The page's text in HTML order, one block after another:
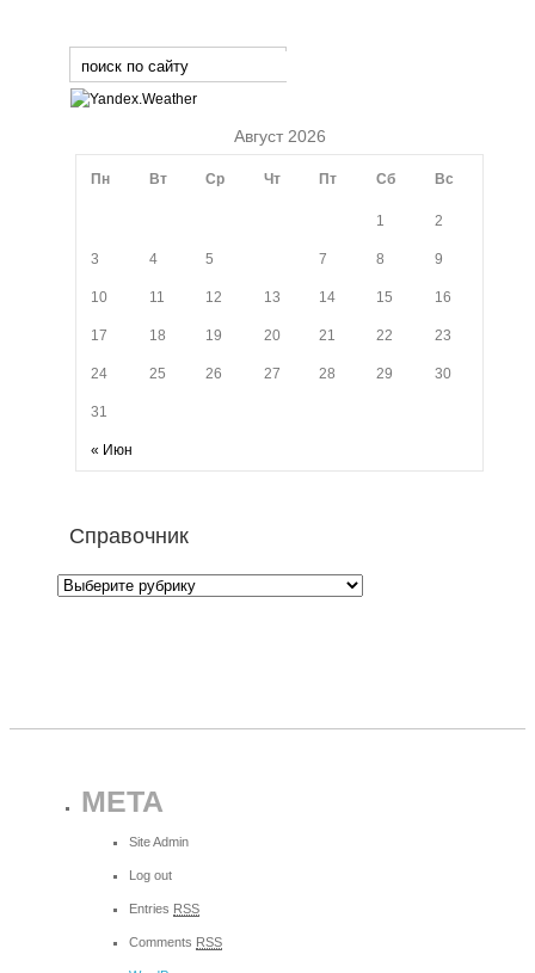
Август 2026
Пн Вт Ср Чт Пт Сб Вс
« Июн
1 2
3 4 5 7 8 9
10 11 12 13 14 15 16
17 18 19 20 21 22 23
24 25 26 27 28 29 30
31
Справочник
META
Site Admin
Log out
Entries RSS
Comments RSS